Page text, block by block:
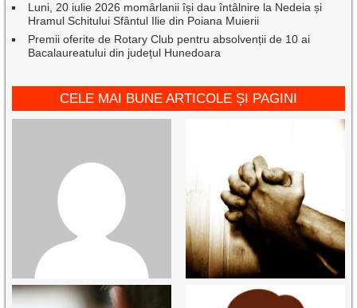
Luni, 20 iulie 2026 momârlanii își dau întâlnire la Nedeia și
Hramul Schitului Sfântul Ilie din Poiana Muierii
Premii oferite de Rotary Club pentru absolvenții de 10 ai
Bacalaureatului din județul Hunedoara
CELE MAI BUNE ARTICOLE ȘI PAGINI